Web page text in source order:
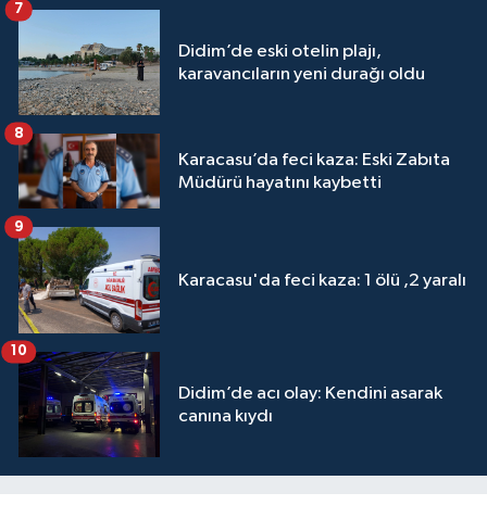
Didim’de eski otelin plajı,
karavancıların yeni durağı oldu
7
Karacasu’da feci kaza: Eski Zabıta
Müdürü hayatını kaybetti
8
Karacasu'da feci kaza: 1 ölü ,2 yaralı
9
Didim’de acı olay: Kendini asarak
canına kıydı
10